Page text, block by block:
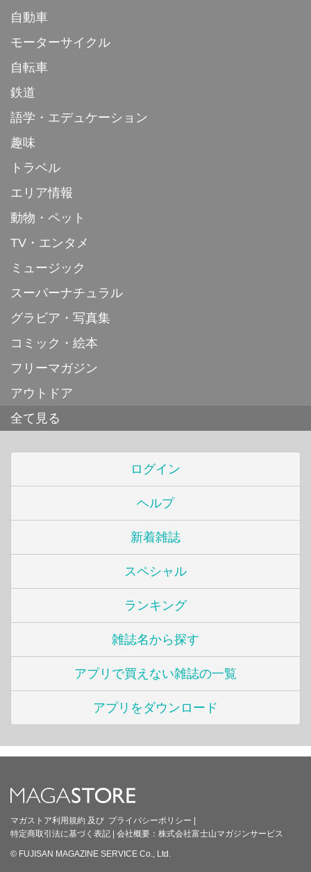
自動車
モーターサイクル
自転車
鉄道
語学・エデュケーション
趣味
トラベル
エリア情報
動物・ペット
TV・エンタメ
ミュージック
スーパーナチュラル
グラビア・写真集
コミック・絵本
フリーマガジン
アウトドア
全て見る
ログイン
ヘルプ
新着雑誌
スペシャル
ランキング
雑誌名から探す
アプリで買えない雑誌の一覧
アプリをダウンロード
マガストア利用規約 及び プライバシーポリシー
特定商取引法に基づく表記
会社概要： 株式会社富士山マガジンサービス
© FUJISAN MAGAZINE SERVICE Co., Ltd.